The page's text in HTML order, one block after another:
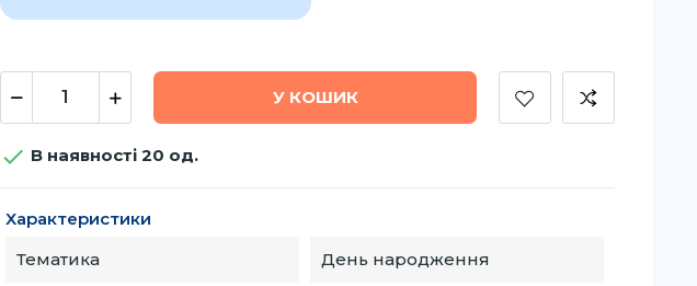
У КОШИК
 В наявності 20 од.
Характеристики
Тематика
День народження